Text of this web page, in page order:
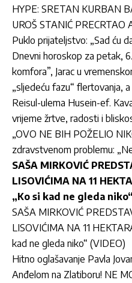
HYPE: SRETAN KURBAN
UROŠ STANIĆ PRECRTAO
Puklo prijateljstvo: „Sad ću
Dnevni horoskop za petak,
komfora”, Jarac u
„sljedeću fazu“ flertovanja, a
Reisul-ulema Husein-ef.
vrijeme žrtve, radosti i
„OVO NE BIH POŽELIO
zdravstvenom problemu:
SAŠA MIRKOVIĆ
LISOVIĆIMA NA 11
„Ko si kad ne gleda
SAŠA MIRKOVIĆ
LISOVIĆIMA NA 11
kad ne gleda niko“ (VIDEO)
Hitno oglašavanje Pavla
Anđelom na Zlatiboru! NE